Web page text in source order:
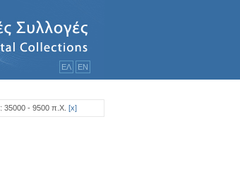
ΕΛ ΕΝ
: 35000 - 9500 π.Χ. [x]